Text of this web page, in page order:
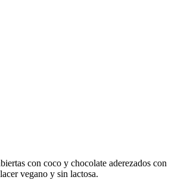
con coco y chocolate aderezados con
vegano y sin lactosa.